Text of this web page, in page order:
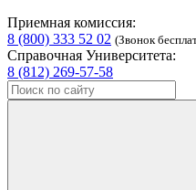
Приемная комиссия:
8 (800) 333 52 02 (Звонок
Справочная Университета:
8 (812) 269-57-58